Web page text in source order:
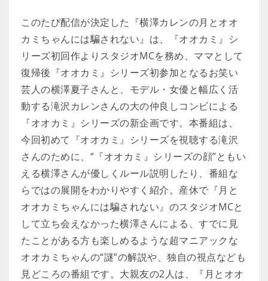
このたび配信が決定した『横澤カレンの月とオオ
カミちゃんには騙されない』は、『オオカミ』シ
リーズ初回作よりスタジオMCを務め、ママとして
復帰後『オオカミ』シリーズ初参加となるお笑い
芸人の横澤夏子さんと、モデル・女優と幅広く活
動する滝沢カレンさんの大の仲良しコンビによる
『オオカミ』シリーズの新企画です。本番組は、
今回初めて『オオカミ』シリーズを視聴する滝沢
さんのために、“『オオカミ』シリーズの顔”ともい
える横澤さんが優しくルール説明したり、番組な
らではの展開をわかりやすく紹介。産休で『月と
オオカミちゃんには騙されない』のスタジオMCと
して立ち会えなかった横澤さんによる、すでに見
たことがある方も楽しめるような超マニアックな
オオカミちゃんの“謎”の解説や、独自の視点なども
見どころの番組です。大親友の2人は、『月とオオ